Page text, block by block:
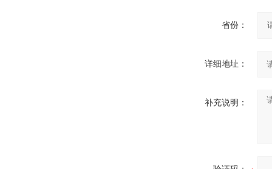
省份：
详细地址：
补充说明：